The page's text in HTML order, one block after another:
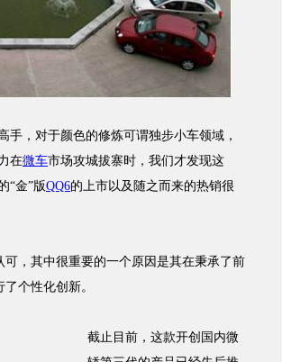
手，对于颜色的修炼可谓独步小车领域，
在微车市场攻城拔寨时，我们才发现这
“金”版QQ6的上市以及随之而来的热销很
，其中很重要的一个原因是其在秉承了前
个性化创新。
截止目前，这款开创国内微